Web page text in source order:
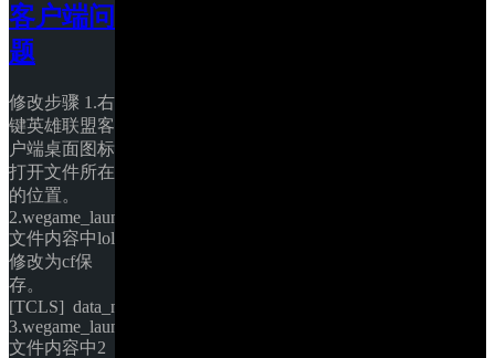
客户端问
题
修改步骤 1.右
键英雄联盟客
户端桌面图标
打开文件所在
的位置。
2.wegame_launch.ini
文件内容中lol
修改为cf保
存。
[TCLS] data_name=cf
3.wegame_launch.tmp
文件内容中2